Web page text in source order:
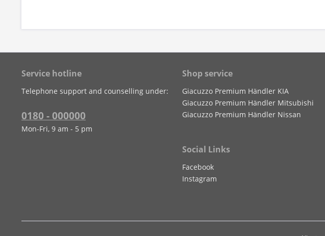
Service hotline
Telephone support and counselling under:
0180 - 000000
Mon-Fri, 9 am - 5 pm
Shop service
Giacuzzo Premium Händler KIA
Giacuzzo Premium Händler Mitsubishi
Giacuzzo Premium Händler Nissan
Social Links
Facebook
Instagram